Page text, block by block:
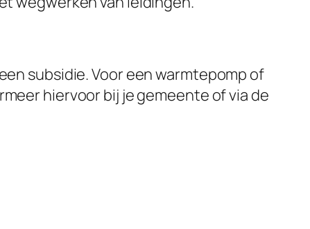
subsidie. Voor een warmtepomp of
hiervoor bij je gemeente of via de